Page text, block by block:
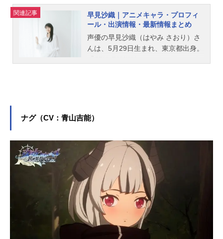
関連記事
早見沙織｜アニメキャラ・プロフィ
ール・出演情報・最新情報まとめ
声優の早見沙織（はやみ さおり）さ
んは、5月29日生まれ、東京都出身。
をご紹介！
ナグ（CV：青山吉能）